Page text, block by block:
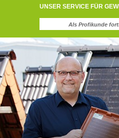
UNSER SERVICE FÜR
Als Profikunde